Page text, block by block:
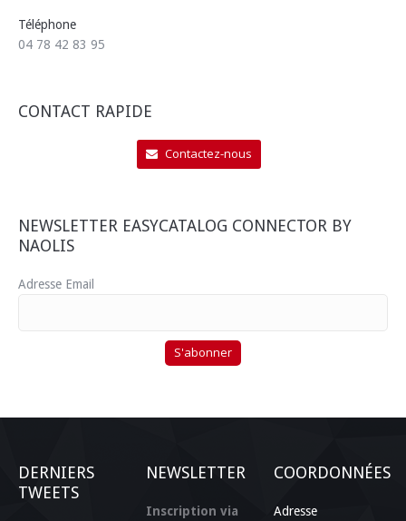
Téléphone
04 78 42 83 95
CONTACT RAPIDE
Contactez-nous
NEWSLETTER EASYCATALOG CONNECTOR BY
NAOLIS
Adresse Email
DERNIERS
TWEETS
NEWSLETTER
Inscription via
COORDONNÉES
Adresse